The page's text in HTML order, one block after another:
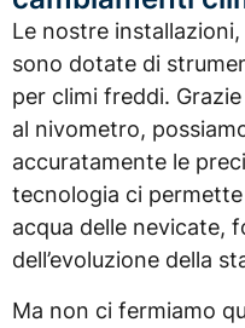
Le nostre
sono dotate di
per climi freddi.
al nivometro,
accuratamente le
tecnologia ci permette
acqua delle nevicate,
dell’evoluzione della
Ma non ci fermiamo